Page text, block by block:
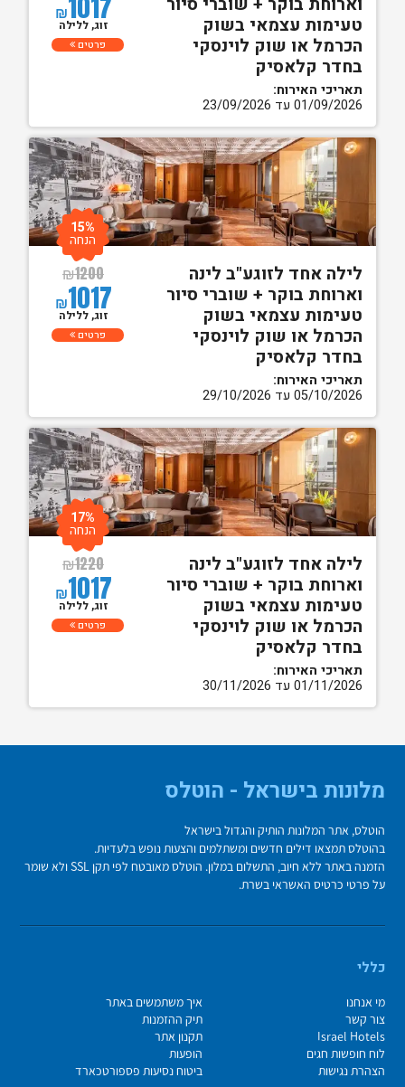
טעימות עצמאי בשוק
הכרמל או שוק לוינסקי
בחדר קלאסיק
תאריכי האירוח:
01/09/2026 עד 23/09/2026
₪
זוג, ללילה
פרטים
לילה אחד לזוגע"ב לינה
וארוחת בוקר + שוברי סיור
טעימות עצמאי בשוק
הכרמל או שוק לוינסקי
בחדר קלאסיק
תאריכי האירוח:
05/10/2026 עד 29/10/2026
₪1200
₪1017
15%
הנחה
זוג, ללילה
פרטים
לילה אחד לזוגע"ב לינה
וארוחת בוקר + שוברי סיור
טעימות עצמאי בשוק
הכרמל או שוק לוינסקי
בחדר קלאסיק
תאריכי האירוח:
01/11/2026 עד 30/11/2026
₪1220
₪1017
17%
הנחה
זוג, ללילה
פרטים
מלונות בישראל - הוטלס
הוטלס, אתר המלונות הותיק והגדול בישראל
בהוטלס תמצאו דילים חדשים ומשתלמים והצעות נופש בלעדיות.
הזמנה באתר ללא חיוב, התשלום במלון. הוטלס מאובטח לפי תקן SSL ולא שומר
על פרטי כרטיס האשראי בשרת.
כללי
מי אנחנו
איך משתמשים באתר
צור קשר
תיק ההזמנות
Israel Hotels
תקנון אתר
לוח חופשות חגים
הופעות
הצהרת נגישות
ביטוח נסיעות פספורטכארד